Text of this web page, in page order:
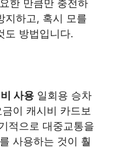
한 만큼만 충전하
지하고, 혹시 모를
도 방법입니다.
사용 일회용 승차
이 캐시비 카드보
적으로 대중교통을
사용하는 것이 훨